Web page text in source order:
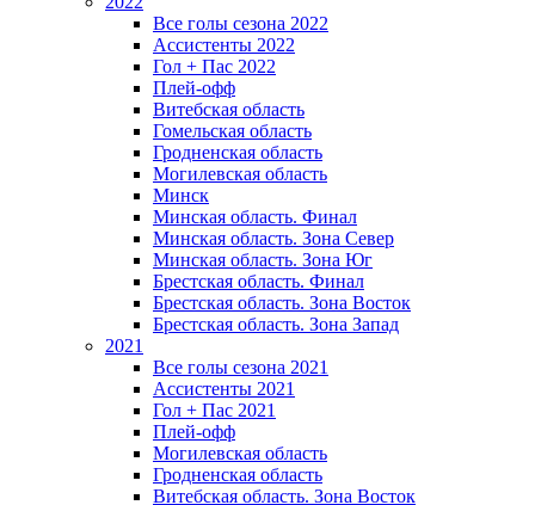
Все голы сезона 2022
Ассистенты 2022
Гол + Пас 2022
Плей-офф
Витебская область
Гомельская область
Гродненская область
Могилевская область
Минск
Mинская область. Финал
Минская область. Зона Север
Минская область. Зона Юг
Брестская область. Финал
Брестская область. Зона Восток
Брестская область. Зона Запад
2021
Все голы сезона 2021
Ассистенты 2021
Гол + Пас 2021
Плей-офф
Могилевская область
Гродненская область
Витебская область. Зона Восток